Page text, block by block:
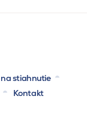
stiahnutie
Kontakt